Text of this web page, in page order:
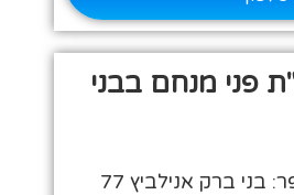
פני מנחם בבני
ברק אנילביץ 77